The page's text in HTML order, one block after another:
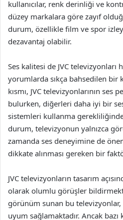
kullanıcılar, renk derinliği ve
düzey markalara göre zayıf
durum, özellikle film ve spor
dezavantaj olabilir.
Ses kalitesi de JVC televizyonları
yorumlarda sıkça bahsedilen bir
kısmı, JVC televizyonlarının ses
bulurken, diğerleri daha iyi bir
sistemleri kullanma
durum, televizyonun yalnızca
zamanda ses deneyimine de
dikkate alınması gereken bir
JVC televizyonların tasarım
olarak olumlu görüşler
görünüm sunan bu
uyum sağlamaktadır. Ancak bazı